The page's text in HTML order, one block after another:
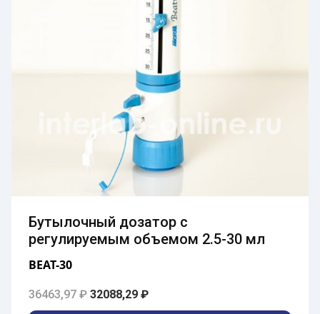
Бутылочный дозатор с
регулируемым объемом 2.5-30 мл
BEAT-30
36463,97 ₽ Первоначальная цена составляла
32088,29 ₽Текущая цена: 32088,29 ₽.